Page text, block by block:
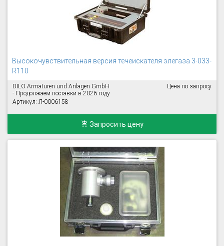
Высокочувствительная версия течеискателя элегаза 3-033-
R110
DILO Armaturen und Anlagen GmbH
- Продолжаем поставки в 2026 году
Артикул: Л-0006158
Цена по запросу
Запросить цену